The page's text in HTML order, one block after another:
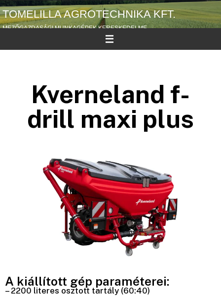
TOMELILLA AGROTECHNIKA KFT.
MEZŐGAZDASÁGI MUNKAGÉPEK KERESKEDELME
Kverneland f-
drill maxi plus
A kiállított gép paraméterei:
– 2200 literes osztott tartály (60:40)